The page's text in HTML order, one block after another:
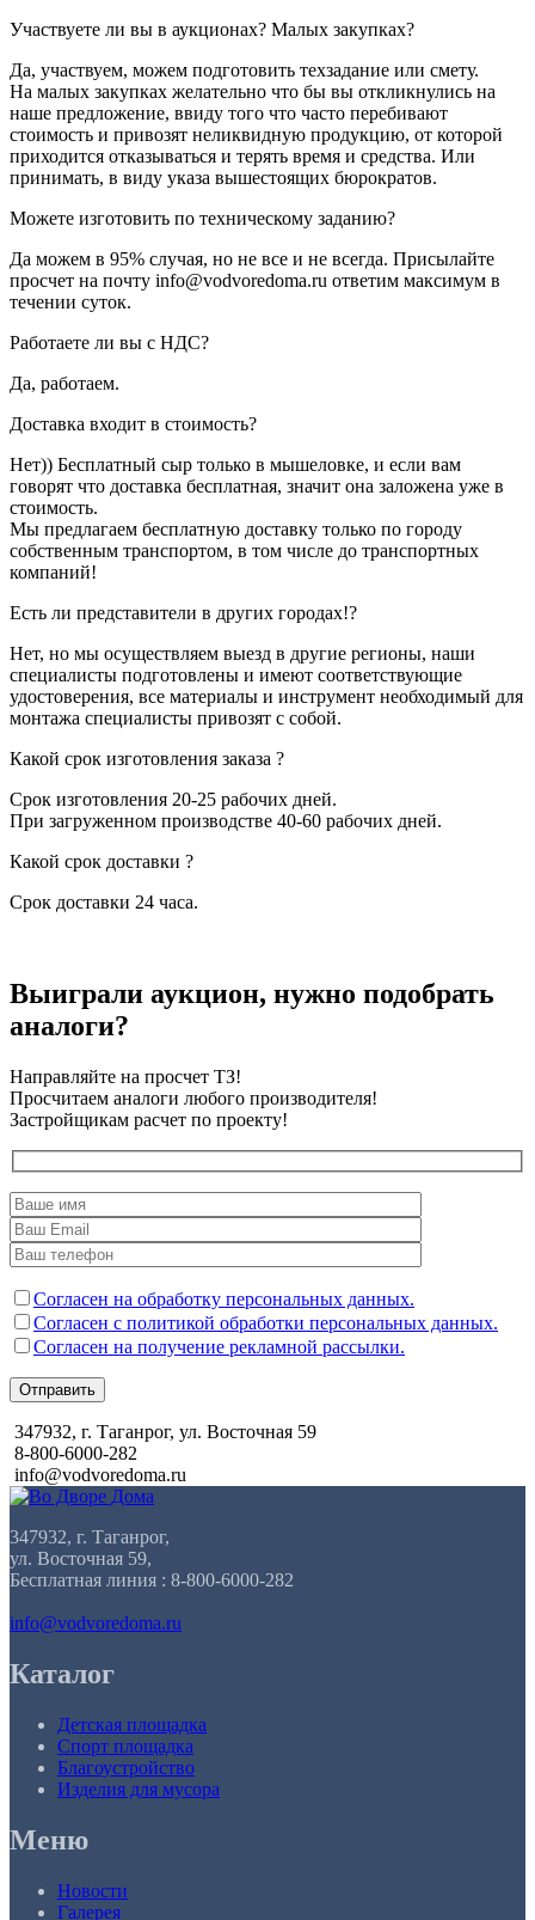
Участвуете ли вы в аукционах? Малых закупках?
Да, участвуем, можем подготовить техзадание или смету.
На малых закупках желательно что бы вы откликнулись на
наше предложение, ввиду того что часто перебивают
стоимость и привозят неликвидную продукцию, от которой
приходится отказываться и терять время и средства. Или
принимать, в виду указа вышестоящих бюрократов.
Можете изготовить по техническому заданию?
Да можем в 95% случая, но не все и не всегда. Присылайте
просчет на почту info@vodvoredoma.ru ответим максимум в
течении суток.
Работаете ли вы с НДС?
Да, работаем.
Доставка входит в стоимость?
Нет)) Бесплатный сыр только в мышеловке, и если вам
говорят что доставка бесплатная, значит она заложена уже в
стоимость.
Мы предлагаем бесплатную доставку только по городу
собственным транспортом, в том числе до транспортных
компаний!
Есть ли представители в других городах!?
Нет, но мы осуществляем выезд в другие регионы, наши
специалисты подготовлены и имеют соответствующие
удостоверения, все материалы и инструмент необходимый для
монтажа специалисты привозят с собой.
Какой срок изготовления заказа ?
Срок изготовления 20-25 рабочих дней.
При загруженном производстве 40-60 рабочих дней.
Какой срок доставки ?
Срок доставки 24 часа.
Выиграли аукцион, нужно подобрать
аналоги?
Направляйте на просчет ТЗ!
Просчитаем аналоги любого производителя!
Застройщикам расчет по проекту!
Согласен на обработку персональных данных.
Согласен с политикой обработки персональных данных.
Согласен на получение рекламной рассылки.
Отправить
347932, г. Таганрог, ул. Восточная 59
8-800-6000-282
info@vodvoredoma.ru
347932, г. Таганрог,
ул. Восточная 59,
Бесплатная линия : 8-800-6000-282
info@vodvoredoma.ru
Каталог
Детская площадка
Спорт площадка
Благоустройство
Изделия для мусора
Меню
Новости
Галерея